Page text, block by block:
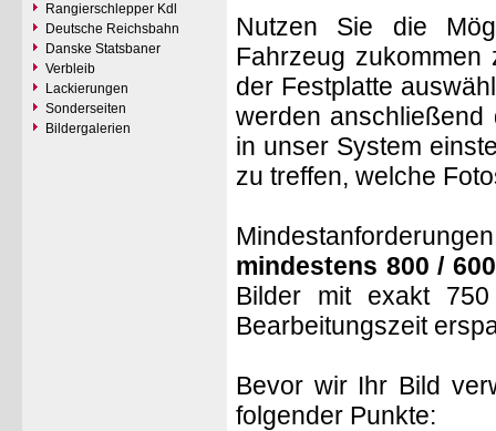
Rangierschlepper Kdl
Deutsche Reichsbahn
Danske Statsbaner
Verbleib
Lackierungen
Sonderseiten
Bildergalerien
Nutzen Sie die
Fahrzeug
der Festplatte
werden anschließend
in unser System
zu treffen, welche
mindestens 800 /
Bilder mit exakt
Bearbeitungszeit
Bevor wir Ihr Bild
folgender Punkte: